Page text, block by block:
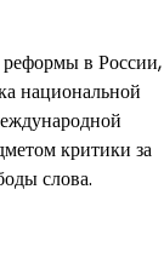
реформы в России,
национальной
критики за
слова.